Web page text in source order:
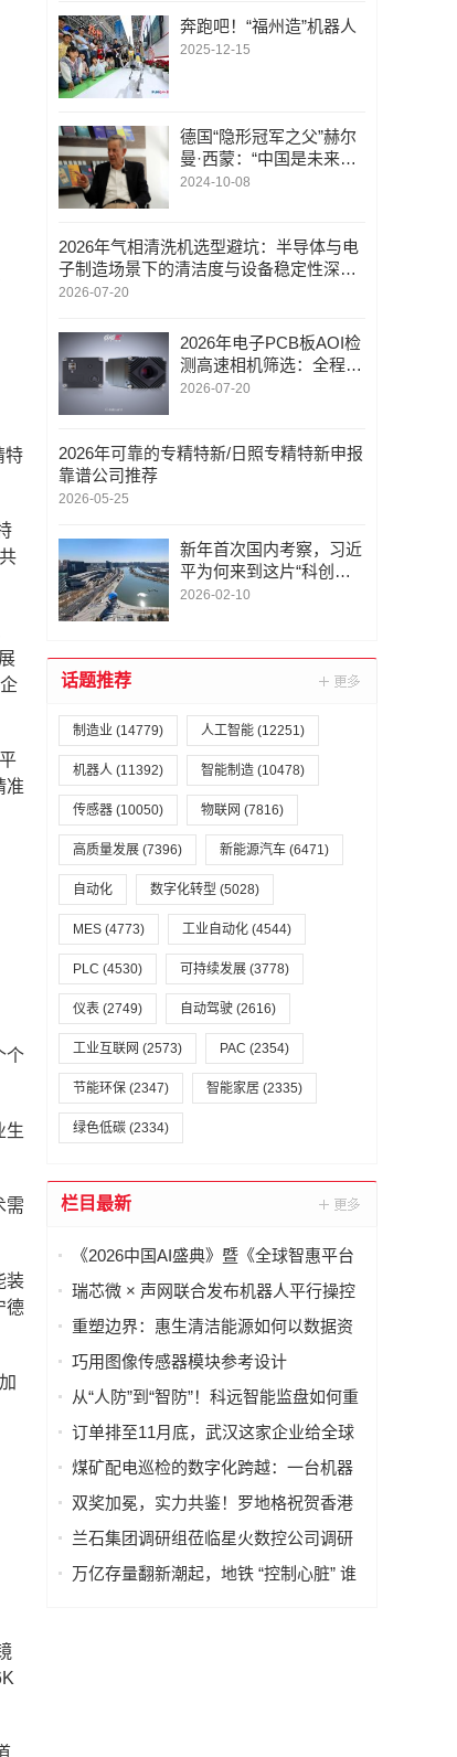
特
准
个
生
需
装
德
奔跑吧！“福州造”机器人
2025-12-15
德国“隐形冠军之父”赫尔
曼·西蒙：“中国是未来产
业的孵化中心”
2024-10-08
2026年气相清洗机选型避坑：半导体与电
子制造场景下的清洁度与设备稳定性深度
解析
2026-07-20
2026年电子PCB板AOI检
测高速相机筛选：全程技
术陪跑服务模式解析
2026-07-20
2026年可靠的专精特新/日照专精特新申报
靠谱公司推荐
2026-05-25
新年首次国内考察，习近
平为何来到这片“科创高
地”？
2026-02-10
话题推荐
制造业 (14779) 人工智能 (12251)
机器人 (11392) 智能制造 (10478)
传感器 (10050) 物联网 (7816)
高质量发展 (7396) 新能源汽车 (6471)
自动化 数字化转型 (5028)
MES (4773) 工业自动化 (4544)
PLC (4530) 可持续发展 (3778)
仪表 (2749) 自动驾驶 (2616)
工业互联网 (2573) PAC (2354)
节能环保 (2347) 智能家居 (2335)
绿色低碳 (2334)
栏目最新
《2026中国AI盛典》暨《全球智惠平台
·AI语料场景合作清单》在上海启动
瑞芯微 × 声网联合发布机器人平行操控
一体化解决方案
重塑边界：惠生清洁能源如何以数据资
产重构海外工程交付
巧用图像传感器模块参考设计
（PRISM），简化成像设备从设计到制
从“人防”到“智防”！科远智能监盘如何重
塑火电运行新范式
订单排至11月底，武汉这家企业给全球
40多国电力设备做“CT”
煤矿配电巡检的数字化跨越：一台机器
人如何改变“抄表”这件小事
双奖加冕，实力共鉴！罗地格祝贺香港
国际机场2026持续斩获行业大奖
兰石集团调研组莅临星火数控公司调研
指导数智化转型工作
万亿存量翻新潮起，地铁 “控制心脏” 谁